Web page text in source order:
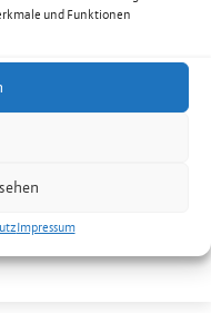
und Funktionen
Impressum
und
absoluten